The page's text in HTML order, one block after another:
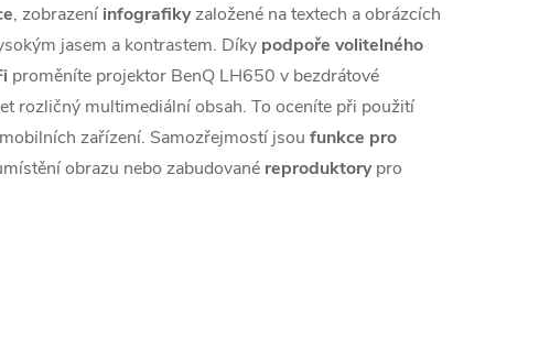
, zobrazení infografikyzaložené na textech a obrázcích
jasem a kontrastem. Díky podpoře volitelného
proměníte projektor BenQ LH650 v bezdrátové
rozličný multimediální obsah. To oceníte při použití
zařízení. Samozřejmostí jsou funkce pro
obrazu nebo zabudované reproduktorypro